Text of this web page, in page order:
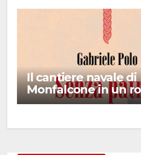
Il cantiere navale di
Monfalcone in un